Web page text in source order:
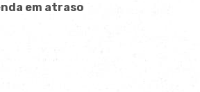
em atraso